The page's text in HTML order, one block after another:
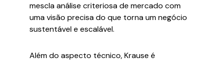
mescla análise criteriosa de mercado com
uma visão precisa do que torna um negócio
sustentável e escalável.
Além do aspecto técnico, Krause é